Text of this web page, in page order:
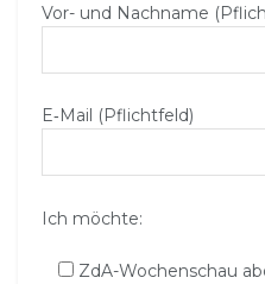
Vor- und Nachname
E‑Mail (Pflichtfeld)
Ich möchte:
ZdA-Wochenschau